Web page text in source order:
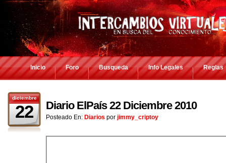
Inicio Foro Busqueda Info Legales Reglas
diciembre
22 Diario ElPaís 22 Diciembre 2010
Posteado En: Diarios por jimmy_criptoy